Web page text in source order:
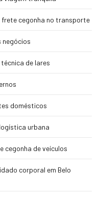
frete cegonha no transporte
negócios
de lares
domésticos
urbana
cegonha de veículos
corporal em Belo